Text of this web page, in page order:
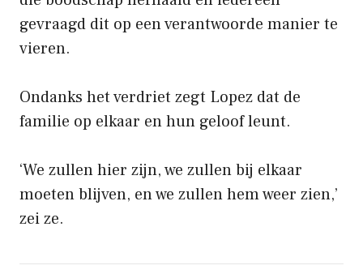
gevraagd dit op een verantwoorde manier te
vieren.
Ondanks het verdriet zegt Lopez dat de
familie op elkaar en hun geloof leunt.
‘We zullen hier zijn, we zullen bij elkaar
moeten blijven, en we zullen hem weer zien,’
zei ze.